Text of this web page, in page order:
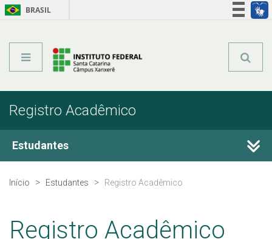
BRASIL
Registro Acadêmico
Estudantes
Calendário Acadêmico
Início Estudantes Registro Acadêmico
Registro Acadêmico